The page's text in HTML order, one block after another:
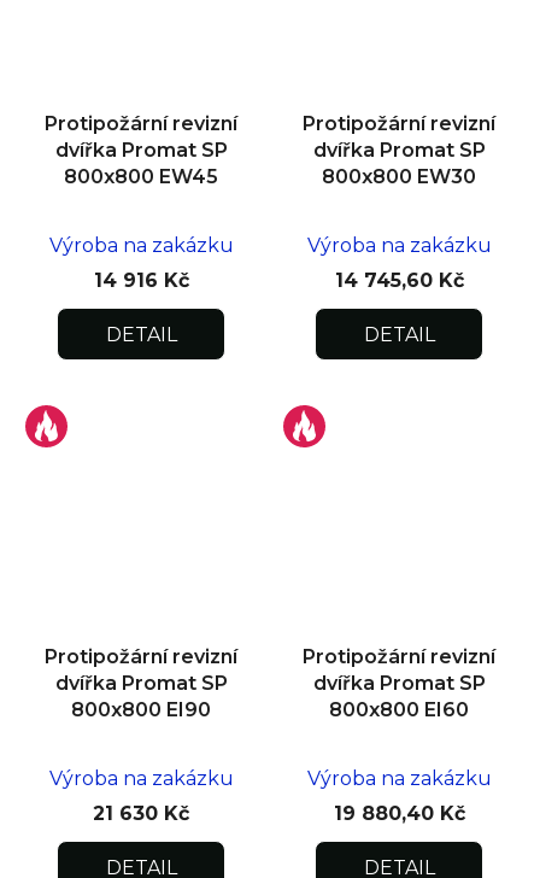
Protipožární revizní
dvířka Promat SP
800x800 EW45
Výroba na zakázku
14 916 Kč
DETAIL
Protipožární revizní
dvířka Promat SP
800x800 EW30
Výroba na zakázku
14 745,60 Kč
DETAIL
Protipožární revizní
dvířka Promat SP
800x800 EI90
Výroba na zakázku
21 630 Kč
DETAIL
Protipožární revizní
dvířka Promat SP
800x800 EI60
Výroba na zakázku
19 880,40 Kč
DETAIL